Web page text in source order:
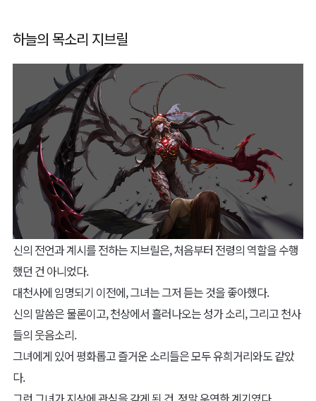
하늘의 목소리 지브릴
신의 전언과 계시를 전하는 지브릴은, 처음부터 전령의 역할을 수행
했던 건 아니었다.
대천사에 임명되기 이전에, 그녀는 그저 듣는 것을 좋아했다.
신의 말씀은 물론이고, 천상에서 흘러나오는 성가 소리, 그리고 천사
들의 웃음소리.
그녀에게 있어 평화롭고 즐거운 소리들은 모두 유희거리와도 같았
다.